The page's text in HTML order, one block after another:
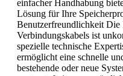
einfacher Handhabung
Lösung für Ihre
Benutzerfreundlichkeit Die
Verbindungskabels ist
spezielle technische
ermöglicht eine schnelle
bestehende oder neue